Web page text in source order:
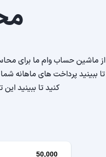
از ماشین حساب وام ما برای
تا ببینید پرداخت های ماهانه
کنید تا ببینید